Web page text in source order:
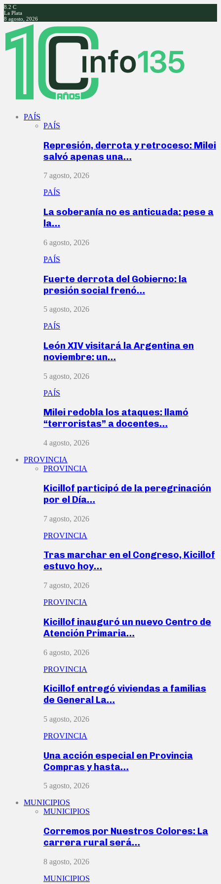
8.2 C
La Plata
8 agosto, 2026
Facebook
Twitter
Instagram
Youtube
PAÍS
PAÍS
Represión, derrota y retroceso: Milei
salvó apenas una…
7 agosto, 2026
PAÍS
La soberanía no es anticuada: pese a
la…
6 agosto, 2026
PAÍS
Fuerte derrota del Gobierno: la
presión social frenó…
5 agosto, 2026
PAÍS
León XIV visitará la Argentina en
noviembre: un…
5 agosto, 2026
PAÍS
Milei redobla los ataques: llamó
“terroristas” a docentes…
4 agosto, 2026
PROVINCIA
PROVINCIA
Kicillof participó de la peregrinación
por el Día…
7 agosto, 2026
PROVINCIA
Tras marchar en el Congreso, Kicillof
estuvo hoy…
7 agosto, 2026
PROVINCIA
Kicillof inauguró un nuevo Centro de
Atención Primaria…
6 agosto, 2026
PROVINCIA
Kicillof entregó viviendas a familias
de General La…
5 agosto, 2026
PROVINCIA
Una acción especial en Provincia
Compras y hasta…
5 agosto, 2026
MUNICIPIOS
MUNICIPIOS
Corremos por Nuestros Colores: La
carrera rural será…
8 agosto, 2026
MUNICIPIOS